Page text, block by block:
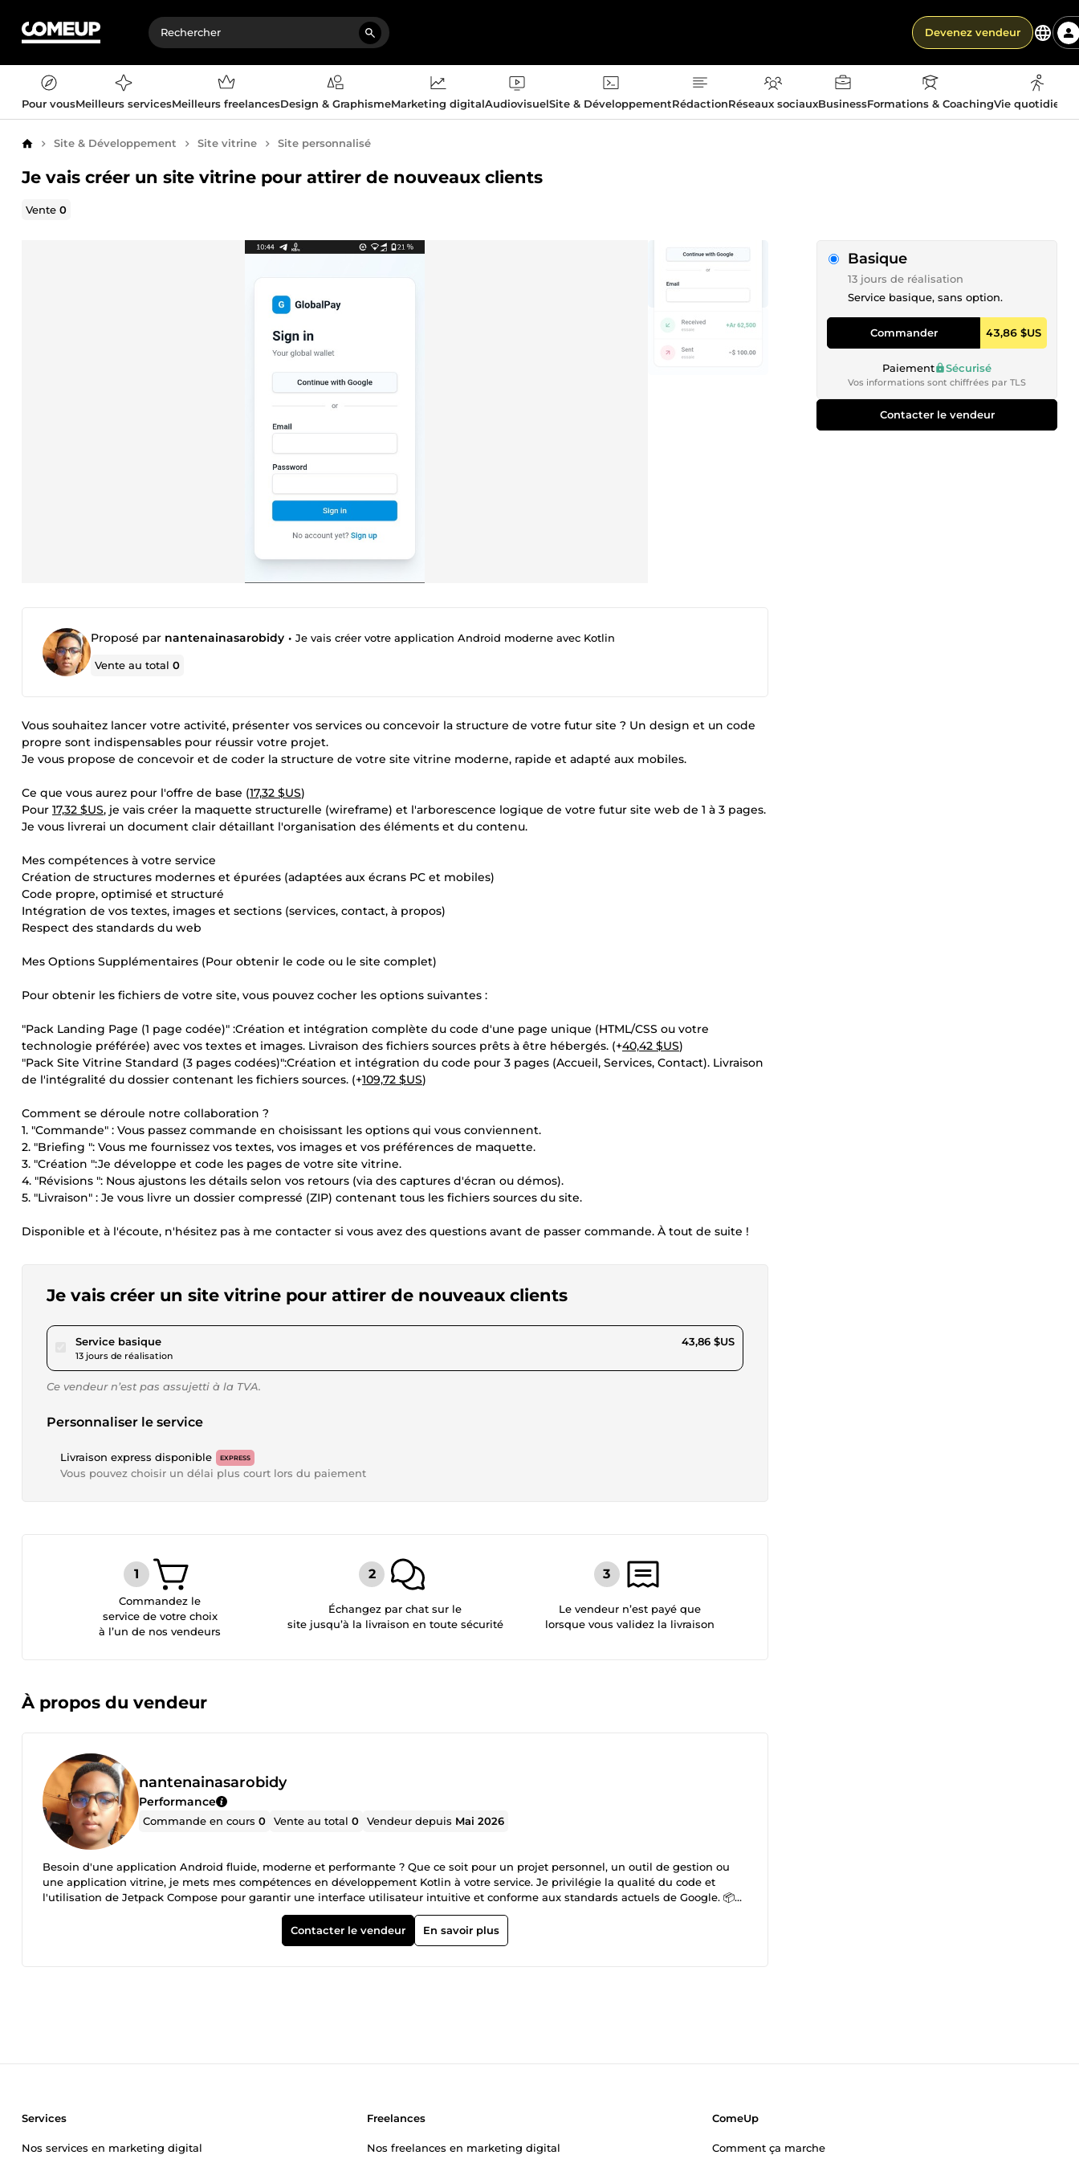
Devenez vendeur
Pour vousMeilleurs servicesMeilleurs freelancesDesign & GraphismeMarketing digitalAudiovisuelSite & DéveloppementRédactionRéseaux sociauxBusinessFormations & CoachingVie
AccueilSite & Développement Site vitrine Site personnalisé
Je vais créer un site vitrine pour attirer de nouveaux clients
Vente0
Proposé par nantenainasarobidy • Je vais créer votre application Android moderne avec Kotlin
Vente au total0
Vous souhaitez lancer votre activité, présenter vos services ou concevoir la structure de votre futur site ? Un design et un code
propre sont indispensables pour réussir votre projet.
Je vous propose de concevoir et de coder la structure de votre site vitrine moderne, rapide et adapté aux mobiles.
Ce que vous aurez pour l'offre de base (17,32 $US)
Pour 17,32 $US, je vais créer la maquette structurelle (wireframe) et l'arborescence logique de votre futur site web de 1 à 3 pages.
Je vous livrerai un document clair détaillant l'organisation des éléments et du contenu.
Mes compétences à votre service
Création de structures modernes et épurées (adaptées aux écrans PC et mobiles)
Code propre, optimisé et structuré
Intégration de vos textes, images et sections (services, contact, à propos)
Respect des standards du web
Mes Options Supplémentaires (Pour obtenir le code ou le site complet)
Pour obtenir les fichiers de votre site, vous pouvez cocher les options suivantes :
"Pack Landing Page (1 page codée)" :Création et intégration complète du code d'une page unique (HTML/CSS ou votre
technologie préférée) avec vos textes et images. Livraison des fichiers sources prêts à être hébergés. (+40,42 $US)
"Pack Site Vitrine Standard (3 pages codées)":Création et intégration du code pour 3 pages (Accueil, Services, Contact). Livraison
de l'intégralité du dossier contenant les fichiers sources. (+109,72 $US)
Comment se déroule notre collaboration ?
1. "Commande" : Vous passez commande en choisissant les options qui vous conviennent.
2. "Briefing ": Vous me fournissez vos textes, vos images et vos préférences de maquette.
3. "Création ":Je développe et code les pages de votre site vitrine.
4. "Révisions ": Nous ajustons les détails selon vos retours (via des captures d'écran ou démos).
5. "Livraison" : Je vous livre un dossier compressé (ZIP) contenant tous les fichiers sources du site.
Disponible et à l'écoute, n'hésitez pas à me contacter si vous avez des questions avant de passer commande. À tout de suite !
Je vais créer un site vitrine pour attirer de nouveaux clients
Service basiquepour 40,42 $US
13 jours de réalisation
43,86 $US
Ce vendeur n’est pas assujetti à la TVA.
Personnaliser le service
Livraison express disponible EXPRESS
Vous pouvez choisir un délai plus court lors du paiement
Basique
13 jours de réalisation
Service basique, sans option.
Commander 43,86 $US
Paiement Sécurisé
Vos informations sont chiffrées par TLS
Contacter le vendeur
Commandez le
service de votre choix
à l’un de nos vendeurs
Échangez par chat sur le
site jusqu’à la livraison en toute sécurité
Le vendeur n’est payé que
lorsque vous validez la livraison
À propos du vendeur
nantenainasarobidy
Performance
Commande en cours0 Vente au total0 Vendeur depuis Mai 2026
Besoin d'une application Android fluide, moderne et performante ? Que ce soit pour un projet personnel, un outil de gestion ou
une application vitrine, je mets mes compétences en développement Kotlin à votre service. Je privilégie la qualité du code et
l'utilisation de Jetpack Compose pour garantir une interface utilisateur intuitive et conforme aux standards actuels de Google. 📦
Mon offre de base pour 5 € ~Pour 5 €, je réalise une analyse technique de votre projet : Étude de la faisabilité technique de votre
idée. Recommandations sur les bibliothèques à utiliser. Estimation du temps de développement nécessaire. Note : Cette étape est
essentielle avant de passer au développement complet.
Contacter le vendeur En savoir plus
Services
Nos services en marketing digital
Freelances
Nos freelances en marketing digital
ComeUp
Comment ça marche